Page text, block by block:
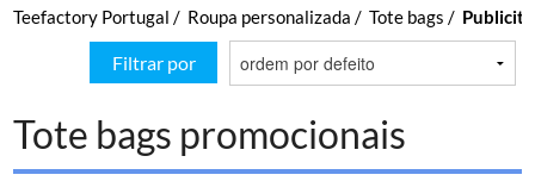
Teefactory Portugal Roupa personalizada Tote bags
Filtrar por
Tote bags promocionais